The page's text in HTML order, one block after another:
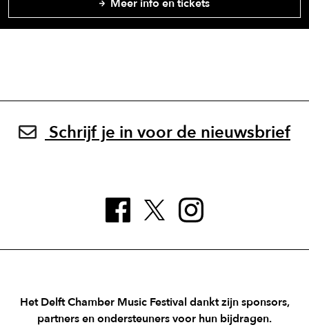
Meer info en tickets
Schrijf je in voor de nieuwsbrief
Het Delft Chamber Music Festival dankt zijn sponsors,
partners en ondersteuners voor hun bijdragen.